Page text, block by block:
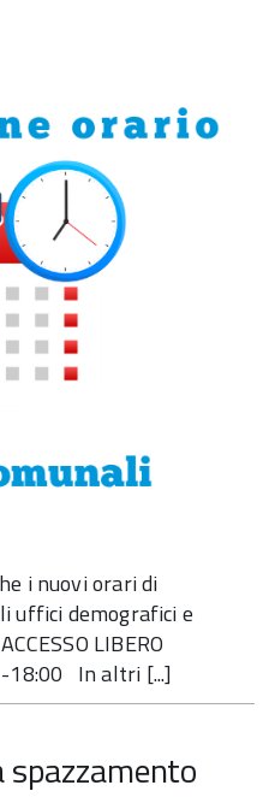
i nuovi orari di
uffici demografici e
LIBERO
-18:00 In altri [...]